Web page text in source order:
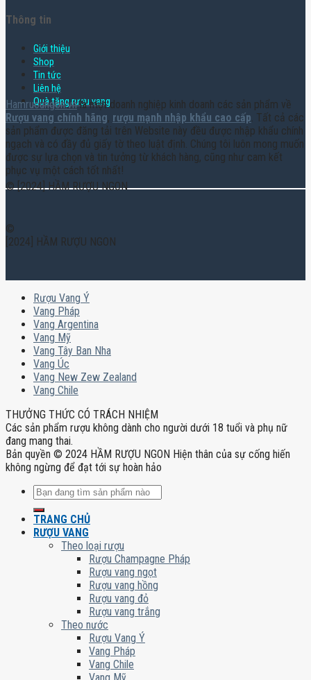
Thông tin
Giới thiệu
Shop
Tin tức
Liên hệ
Quà tặng rượu vang
Hamruoungon.vnlà một doanh nghiệp kinh doanh các sản phẩm về
Rượu vang chính hãng, rượu mạnh nhập khẩu cao cấp . Tất cả các
sản phẩm được đăng tải trên Website này đều được nhập khẩu chính
ngạch và có đầy đủ giấy tờ theo luật định. Chúng tôi luôn mong muốn
được sự lựa chọn và tin tưởng từ khách hàng, cũng như cam kết
phục vụ một cách tốt nhất!
© [2024] HẦM RƯỢU NGON
©
[2024] HẦM RƯỢU NGON
Rượu Vang Ý
Vang Pháp
Vang Argentina
Vang Mỹ
Vang Tây Ban Nha
Vang Úc
Vang New Zew Zealand
Vang Chile
THƯỞNG THỨC CÓ TRÁCH NHIỆM
Các sản phẩm rượu không dành cho người dưới 18 tuổi và phụ nữ
đang mang thai.
Bản quyền © 2024 HẦM RƯỢU NGON Hiện thân của sự cống hiến
không ngừng để đạt tới sự hoàn hảo
Tìm
kiếm:
TRANG CHỦ
RƯỢU VANG
Theo loại rượu
Rượu Champagne Pháp
Rượu vang ngọt
Rượu vang hồng
Rượu vang đỏ
Rượu vang trắng
Theo nước
Rượu Vang Ý
Vang Pháp
Vang Chile
Vang Mỹ